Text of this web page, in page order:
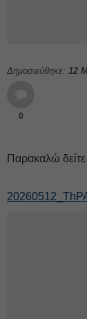
Δημοσιεύθηκε: 12
0
Παρακαλώ